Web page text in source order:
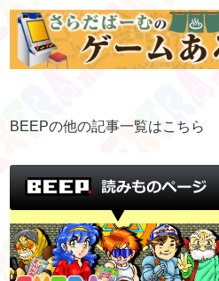
BEEPの他の記事一覧はこちら